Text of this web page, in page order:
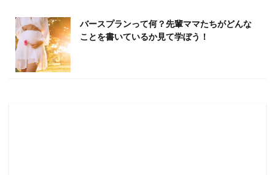
バースプランって何？先輩ママたちがどんな
ことを書いているか見て学ぼう！